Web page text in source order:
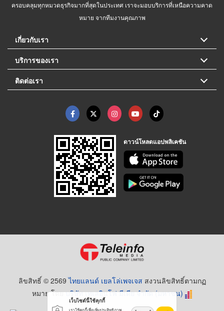
ครอบคลุมทุกหมวดธุรกิจมากที่สุดในประเทศ เราจะมอบบริการที่เหนือความคาด
หมาย จากทีมงานคุณภาพ
เกี่ยวกับเรา
บริการของเรา
ติดต่อเรา
ดาวน์โหลดแอปพลิเคชัน
ลิขสิทธิ์ © 2569ไทยแลนด์ เยลโล่เพจเจส สงวนลิขสิทธิ์ตามกฏ
หมาย โดยบริษัท เทเลอินโฟ มีเดีย จำกัด (มหาชน)
เว็บไซต์นี้ใช้คุกกี้
เราใช้คุกกี้เพื่อเพิ่มประสิทธิภาพ